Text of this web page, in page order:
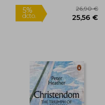
5%
dcto. 25,56 €